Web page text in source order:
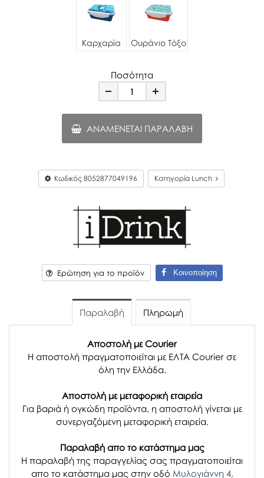
Καρχαρία Ουράνιο Τόξο
Ποσότητα
Minus Plus
ΑΝΑΜΈΝΕΤΑΙ ΠΑΡΑΛΑΒΉ
Κωδικός 8052877049196 Κατηγορία Lunch
Ερώτηση για το προϊόν Κοινοποίηση
Παραλαβή Πληρωμή
Αποστολή με Courier
Η αποστολή πραγματοποιείται με ΕΛΤΑ Courier σε
όλη την Ελλάδα.
Αποστολή με μεταφορική εταιρεία
Για βαριά ή ογκώδη προϊόντα, η αποστολή γίνεται με
συνεργαζόμενη μεταφορική εταιρεία.
Παραλαβή απο το κατάστημα μας
H παραλαβή της παραγγελίας σας πραγματοποιείται
απο το κατάστημα μας στην οδό Μυλογιάννη 4,